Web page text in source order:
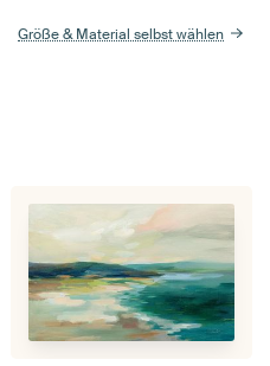
Größe & Material selbst wählen